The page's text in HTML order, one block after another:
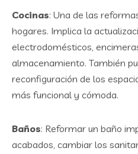
Cocinas: Una de las
hogares. Implica la
electrodomésticos,
almacenamiento. También
reconfiguración de los
más funcional y cómoda.
Baños: Reformar un baño
acabados, cambiar los